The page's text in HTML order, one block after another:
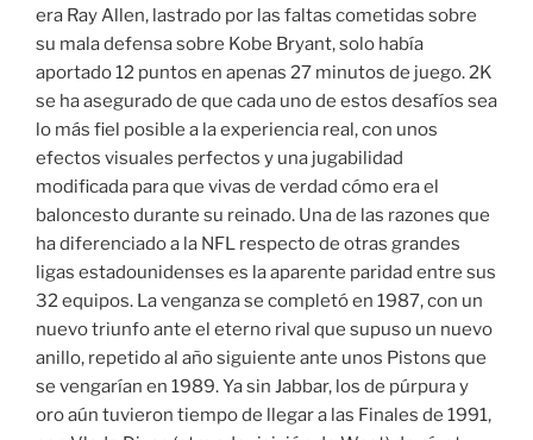
era Ray Allen, lastrado por las faltas cometidas sobre
su mala defensa sobre Kobe Bryant, solo había
aportado 12 puntos en apenas 27 minutos de juego. 2K
se ha asegurado de que cada uno de estos desafíos sea
lo más fiel posible a la experiencia real, con unos
efectos visuales perfectos y una jugabilidad
modificada para que vivas de verdad cómo era el
baloncesto durante su reinado. Una de las razones que
ha diferenciado a la NFL respecto de otras grandes
ligas estadounidenses es la aparente paridad entre sus
32 equipos. La venganza se completó en 1987, con un
nuevo triunfo ante el eterno rival que supuso un nuevo
anillo, repetido al año siguiente ante unos Pistons que
se vengarían en 1989. Ya sin Jabbar, los de púrpura y
oro aún tuvieron tiempo de llegar a las Finales de 1991,